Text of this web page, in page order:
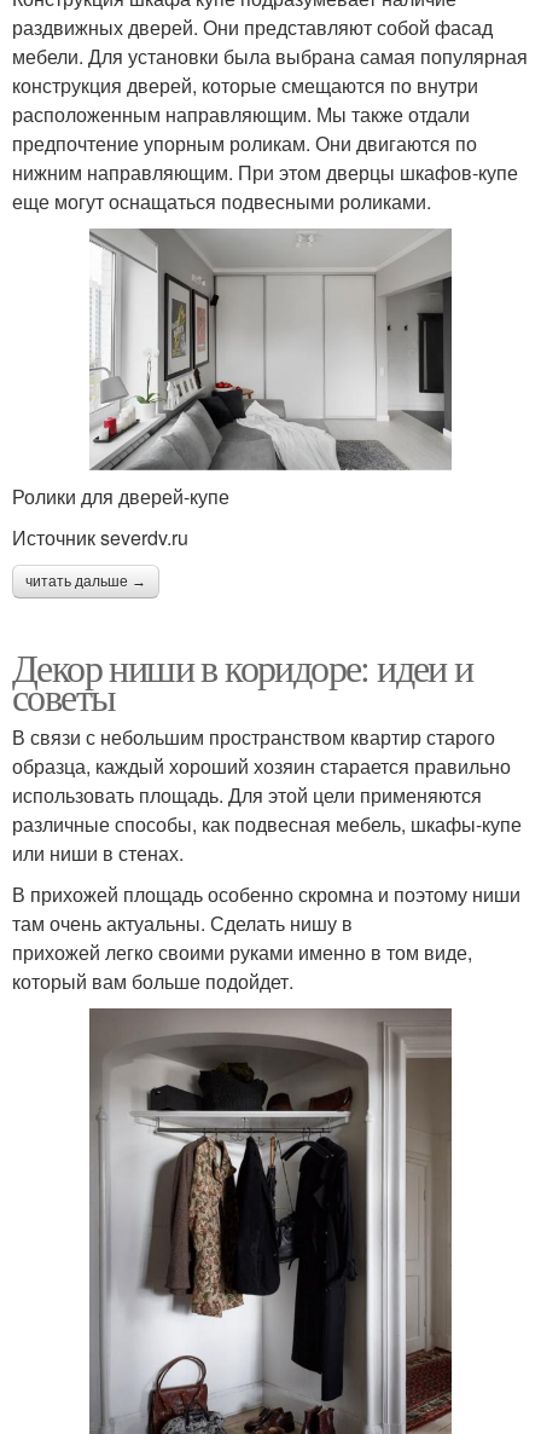
раздвижных дверей. Они представляют собой фасад
мебели. Для установки была выбрана самая популярная
конструкция дверей, которые смещаются по внутри
расположенным направляющим. Мы также отдали
предпочтение упорным роликам. Они двигаются по
нижним направляющим. При этом дверцы шкафов-купе
еще могут оснащаться подвесными роликами.
Ролики для дверей-купе
Источник severdv.ru
читать дальше →
Декор ниши в коридоре: идеи и
советы
В связи с небольшим пространством квартир старого
образца, каждый хороший хозяин старается правильно
использовать площадь. Для этой цели применяются
различные способы, как подвесная мебель, шкафы-купе
или ниши в стенах.
В прихожей площадь особенно скромна и поэтому ниши
там очень актуальны. Сделать нишу в
прихожей легко своими руками именно в том виде,
который вам больше подойдет.